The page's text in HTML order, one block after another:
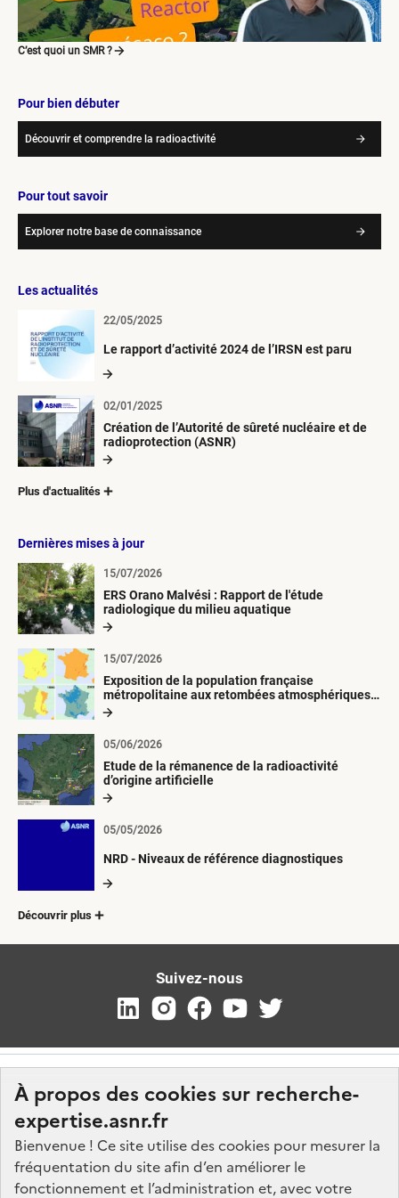
À propos des cookies sur recherche-
expertise.asnr.fr
Bienvenue ! Ce site utilise des cookies pour mesurer la
fréquentation du site afin d’en améliorer le
fonctionnement et l’administration et, avec votre
C’est quoi un SMR ?
Pour bien débuter
Découvrir et comprendre la radioactivité
Pour tout savoir
Explorer notre base de connaissance
Les actualités
Le rapport d’activité 2024 de l’IRSN est paru
22/05/2025
Création de l’Autorité de sûreté nucléaire et de
radioprotection (ASNR)
02/01/2025
Plus d'actualités
Dernières mises à jour
ERS Orano Malvési : Rapport de l'étude
radiologique du milieu aquatique
15/07/2026
Exposition de la population française
métropolitaine aux retombées atmosphériques
radioactives depuis 1945
15/07/2026
Etude de la rémanence de la radioactivité
d’origine artificielle
05/06/2026
NRD - Niveaux de référence diagnostiques
05/05/2026
Découvrir plus
Suivez-nous
Nos marchés